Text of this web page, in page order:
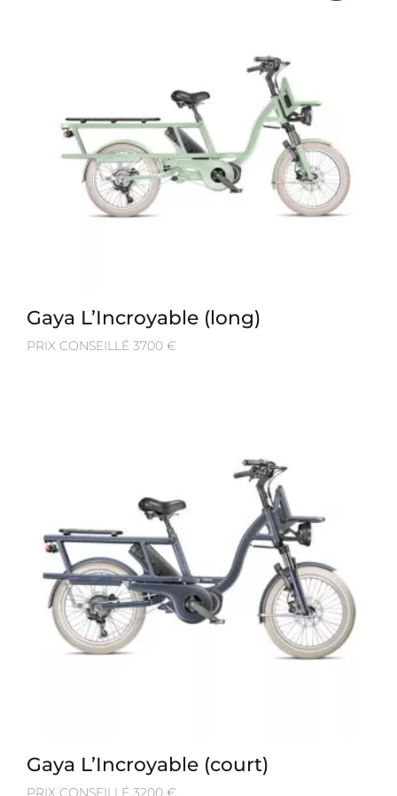
Gaya L’Incroyable (long)
PRIX CONSEILLÉ 3700 €
Gaya L’Incroyable (court)
PRIX CONSEILLÉ 3200 €